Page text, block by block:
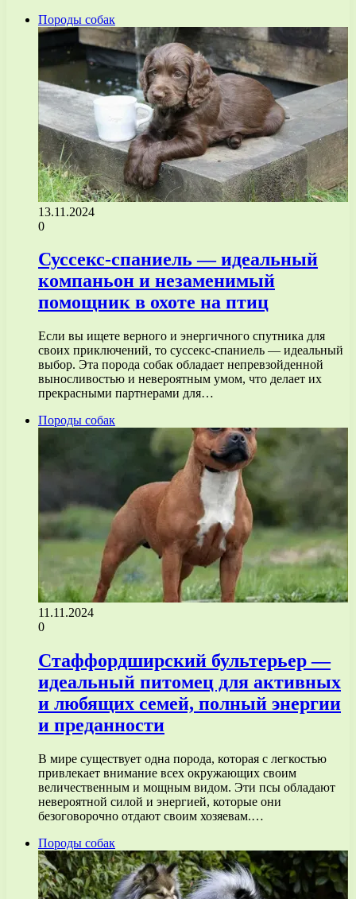
Породы собак
13.11.2024
0
Суссекс-спаниель — идеальный
компаньон и незаменимый
помощник в охоте на птиц
Если вы ищете верного и энергичного спутника для
своих приключений, то суссекс-спаниель — идеальный
выбор. Эта порода собак обладает непревзойденной
выносливостью и невероятным умом, что делает их
прекрасными партнерами для…
Породы собак
11.11.2024
0
Стаффордширский бультерьер —
идеальный питомец для активных
и любящих семей, полный энергии
и преданности
В мире существует одна порода, которая с легкостью
привлекает внимание всех окружающих своим
величественным и мощным видом. Эти псы обладают
невероятной силой и энергией, которые они
безоговорочно отдают своим хозяевам.…
Породы собак